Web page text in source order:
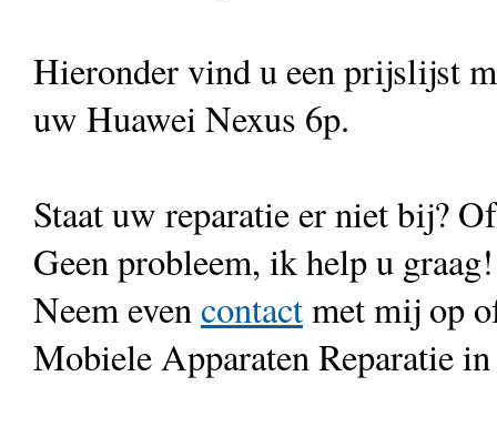
Hieronder vind u een prijslijst
uw Huawei Nexus 6p.
Staat uw reparatie er niet bij?
Geen probleem, ik help u graag!
Neem evencontactmet mij op
Mobiele Apparaten Reparatie